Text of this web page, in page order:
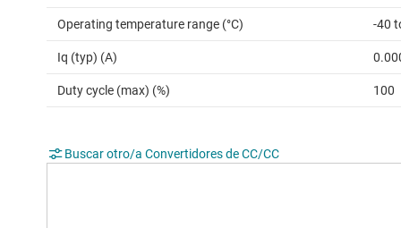
Operating temperature range (°C) -40
Iq (typ) (A)
Duty cycle (max) (%) 100
Buscar otro/a Convertidores de CC/CC